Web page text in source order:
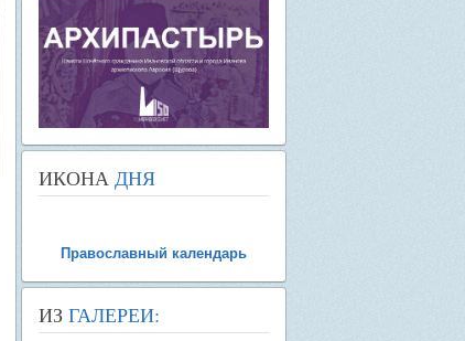
ИКОНА ДНЯ
Православный календарь
ИЗ ГАЛЕРЕИ: